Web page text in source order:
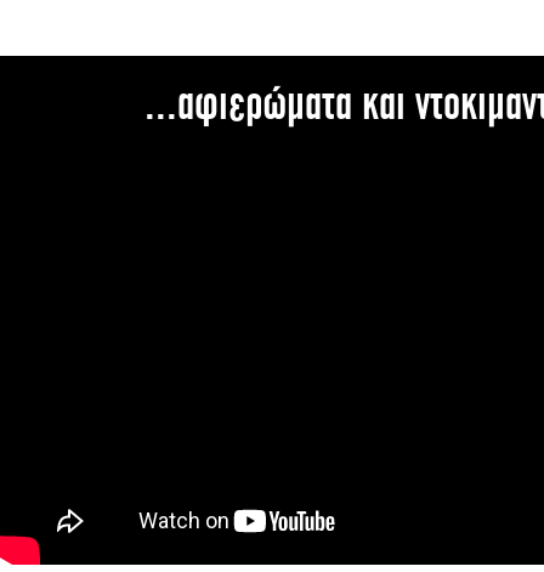
...αφιερώματα και